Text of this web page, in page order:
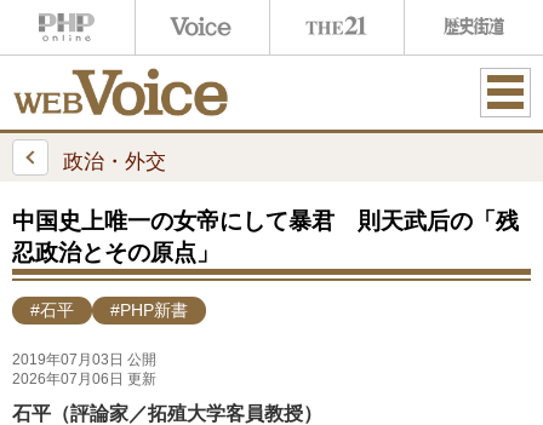
ME
政治・外交
中国史上唯一の女帝にして暴君 則天武后の「残
忍政治とその原点」
#石平 #PHP新書
2019年07月03日 公開
2026年07月06日 更新
石平（評論家／拓殖大学客員教授）